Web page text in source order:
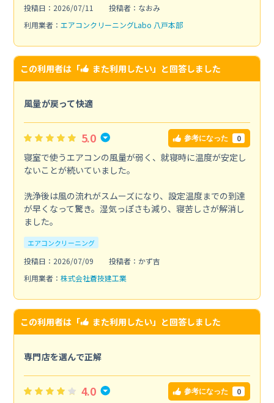
投稿日：2026/07/11
投稿者：なおみ
利用業者： エアコンクリーニングLabo 八戸本部
この利用者は「 また利用したい」と回答しました
風量が戻って快適
5.0 参考になった 0
寝室で使うエアコンの風量が弱く、就寝時に温度が安定し
ないことが続いていました。
洗浄後は風の流れがスムーズになり、設定温度までの到達
が早くなって驚き。湿気っぽさも減り、寝苦しさが解消し
ました。
エアコンクリーニング
投稿日：2026/07/09
投稿者：かず吉
利用業者： 株式会社蒼技建工業
この利用者は「 また利用したい」と回答しました
専門店を選んで正解
4.0 参考になった 0